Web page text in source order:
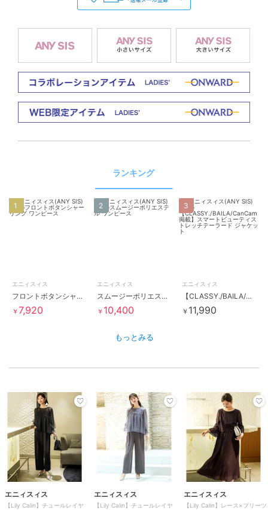
ランキング
エニィスィス
フロントボタンシャーリング ワンピース
￥7,920
1
エニィスィス
スムージーポリエステル ワンピース
￥ 10,400
2
エニィスィス
【CLASSY./BAILA/CanCam掲載】スマートビューティストレッチテーラード ジャケット
￥ 11,990
3
もっとみる
エニィスィス
【Lily Calin】チュールレイヤ
エニィスィス
【Lily Calin】チュールレイヤ
エニィスィス
【Lily Calin】レース×プリーツ